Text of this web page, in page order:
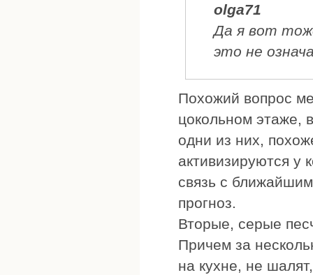
olga71
Да я вот
это не
Похожий вопрос
цокольном этаже,
одни из них,
активизируются у
связь с
прогноз.
Вторые, серые
Причем за
на кухне, не